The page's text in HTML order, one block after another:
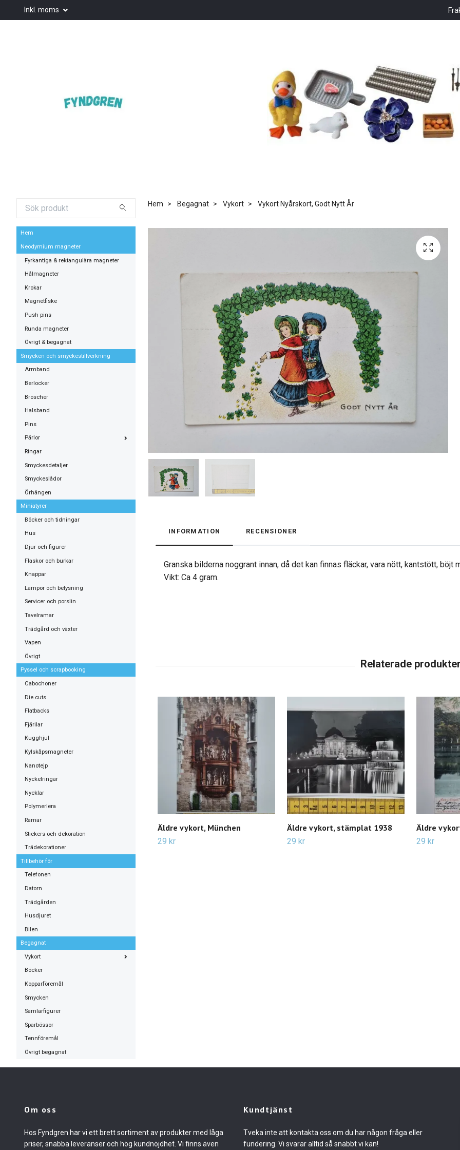
Inkl. moms
Hem
Neodymium magneter
Fyrkantiga & rektangulära magneter
Hålmagneter
Krokar
Magnetfiske
Push pins
Runda magneter
Övrigt & begagnat
Smycken och smyckestillverkning
Armband
Berlocker
Broscher
Halsband
Pins
Pärlor
Ringar
Smyckesdetaljer
Smyckeslådor
Örhängen
Miniatyrer
Böcker och tidningar
Hus
Djur och figurer
Flaskor och burkar
Knappar
Lampor och belysning
Servicer och porslin
Tavelramar
Trädgård och växter
Vapen
Övrigt
Pyssel och scrapbooking
Cabochoner
Die cuts
Flatbacks
Fjärilar
Kugghjul
Kylskåpsmagneter
Nanotejp
Nyckelringar
Nycklar
Polymerlera
Ramar
Stickers och dekoration
Trädekorationer
Tillbehör för
Telefonen
Datorn
Trädgården
Husdjuret
Bilen
Begagnat
Vykort
Böcker
Kopparföremål
Smycken
Samlarfigurer
Sparbössor
Tennföremål
Övrigt begagnat
Hem Begagnat Vykort Vykort Nyårskort, Godt Nytt År
INFORMATION RECENSIONER
Granska bilderna noggrant innan, då det kan finnas fläckar, vara nött, kantstött, böjt
Vikt: Ca 4 gram.
Äldre vykort, München
29 kr
Äldre vykort, stämplat 1938
29 kr
Äldre
29 kr
Om oss
Hos Fyndgren har vi ett brett sortiment av produkter med låga
priser, snabba leveranser och hög kundnöjdhet. Vi finns även
Kundtjänst
Tveka inte att kontakta oss om du har någon fråga eller
fundering. Vi svarar alltid så snabbt vi kan!